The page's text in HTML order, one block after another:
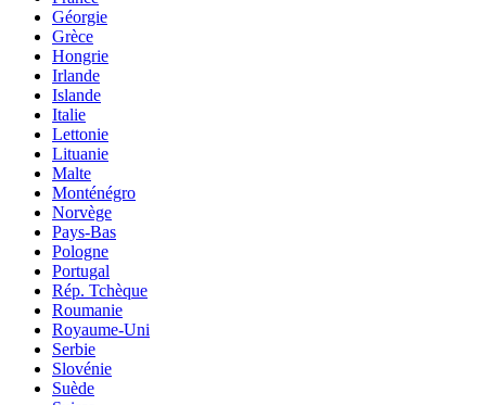
Géorgie
Grèce
Hongrie
Irlande
Islande
Italie
Lettonie
Lituanie
Malte
Monténégro
Norvège
Pays-Bas
Pologne
Portugal
Rép. Tchèque
Roumanie
Royaume-Uni
Serbie
Slovénie
Suède